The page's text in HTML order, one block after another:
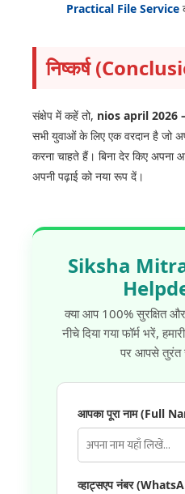
Practical File Service
निष्कर्ष
संक्षेप में कहें तो, nios april 2026
सभी युवाओं के लिए एक वरदान है जो
करना चाहते हैं। बिना देर किए
अपनी पढ़ाई को नया रूप दें।
Siksha
क्या आप 100% सुरक्षित
नीचे दिया गया फॉर्म भरें,
पर आपसे तुरंत
आपका पूरा नाम (Full
व्हाट्सएप नंबर